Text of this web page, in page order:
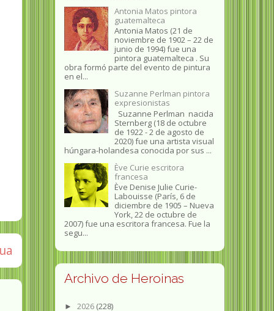
Antonia Matos pintora
guatemalteca
Antonia Matos (21 de
noviembre de 1902 – 22 de
junio de 1994) fue una
pintora guatemalteca . Su
obra formó parte del evento de pintura
en el...
Suzanne Perlman pintora
expresionistas
Suzanne Perlman nacida
Sternberg (18 de octubre
de 1922 - 2 de agosto de
2020) fue una artista visual
húngara-holandesa conocida por sus ...
Ève Curie escritora
francesa
Ève Denise Julie Curie-
Labouisse (París, 6 de
diciembre de 1905 – Nueva
York, 22 de octubre de
2007) fue una escritora francesa. Fue la
segu...
Archivo de Heroinas
► 2026 (228)